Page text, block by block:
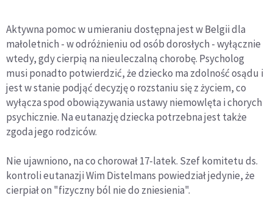
Aktywna pomoc w umieraniu dostępna jest w Belgii dla
małoletnich - w odróżnieniu od osób dorosłych - wyłącznie
wtedy, gdy cierpią na nieuleczalną chorobę. Psycholog
musi ponadto potwierdzić, że dziecko ma zdolność osądu i
jest w stanie podjąć decyzję o rozstaniu się z życiem, co
wyłącza spod obowiązywania ustawy niemowlęta i chorych
psychicznie. Na eutanazję dziecka potrzebna jest także
zgoda jego rodziców.
Nie ujawniono, na co chorował 17-latek. Szef komitetu ds.
kontroli eutanazji Wim Distelmans powiedział jedynie, że
cierpiał on "fizyczny ból nie do zniesienia".